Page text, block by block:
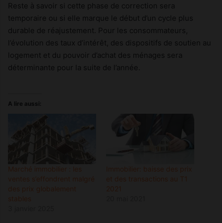
Reste à savoir si cette phase de correction sera
temporaire ou si elle marque le début d’un cycle plus
durable de réajustement. Pour les consommateurs,
l’évolution des taux d’intérêt, des dispositifs de soutien au
logement et du pouvoir d’achat des ménages sera
déterminante pour la suite de l’année.
A lire aussi:
Marché immobilier : les
ventes s’effondrent malgré
des prix globalement
stables
Immobilier: baisse des prix
et des transactions au T1
2021